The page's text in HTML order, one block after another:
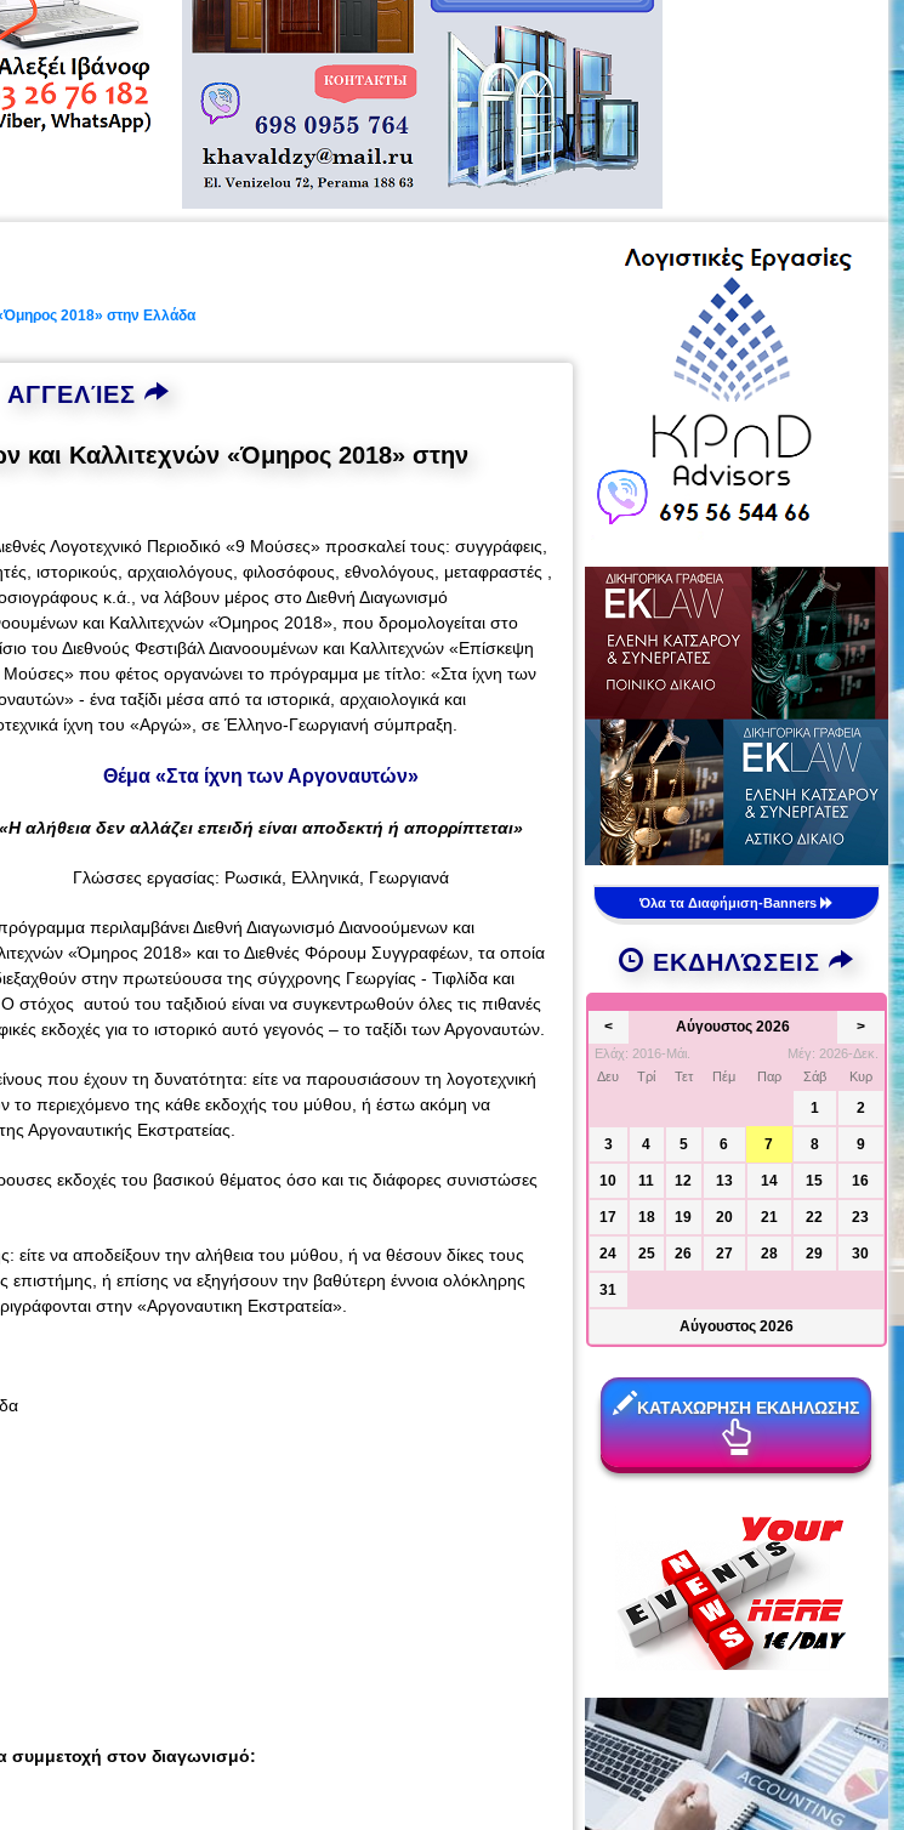
2018» στην Ελλάδα
ΑΓΓΕΛΊΕΣ
και Καλλιτεχνών «Όμηρος 2018» στην
Λογοτεχνικό Περιοδικό «9 Μούσες» προσκαλεί τους: συγγράφεις,
ιστορικούς, αρχαιολόγους, φιλοσόφους, εθνολόγους, μεταφραστές ,
κ.ά., να λάβουν μέρος στο Διεθνή Διαγωνισμό
και Καλλιτεχνών «Όμηρος 2018», που δρομολογείται στο
του Διεθνούς Φεστιβάλ Διανοουμένων και Καλλιτεχνών «Επίσκεψη
Μούσες» που φέτος οργανώνει το πρόγραμμα με τίτλο: «Στα ίχνη των
- ένα ταξίδι μέσα από τα ιστορικά, αρχαιολογικά και
ίχνη του «Αργώ», σε Έλληνο-Γεωργιανή σύμπραξη.
Θέμα «Στα ίχνη των Αργοναυτών»
«Η αλήθεια δεν αλλάζει επειδή είναι αποδεκτή ή απορρίπτεται»
Γλώσσες εργασίας: Ρωσικά, Ελληνικά, Γεωργιανά
περιλαμβάνει Διεθνή Διαγωνισμό Διανοούμενων και
«Όμηρος 2018» και το Διεθνές Φόρουμ Συγγραφέων, τα οποία
στην πρωτεύουσα της σύγχρονης Γεωργίας - Τιφλίδα και
Ο στόχος αυτού του ταξιδιού είναι να συγκεντρωθούν όλες τις πιθανές
εκδοχές για το ιστορικό αυτό γεγονός – το ταξίδι των Αργοναυτών.
που έχουν τη δυνατότητα: είτε να παρουσιάσουν τη λογοτεχνική
το περιεχόμενο της κάθε εκδοχής του μύθου, ή έστω ακόμη να
Αργοναυτικής Εκστρατείας.
εκδοχές του βασικού θέματος όσο και τις διάφορες συνιστώσες
είτε να αποδείξουν την αλήθεια του μύθου, ή να θέσουν δίκες τους
επιστήμης, ή επίσης να εξηγήσουν την βαθύτερη έννοια ολόκληρης
στην «Αργοναυτικη Εκστρατεία».
συμμετοχή στον διαγωνισμό:
Όλα τα Διαφήμιση-Banners
ΕΚΔΗΛΏΣΕΙΣ
< Αύγουστος 2026 >
Ελάχ: 2016-Μάι.
Μέγ: 2026-Δεκ.
Δευ
Τρί Τετ Πέμ Παρ Σάβ Κυρ
1 2
3 4 5 6 7 8 9
10 11 12 13 14 15 16
17 18 19 20 21 22 23
24 25 26 27 28 29 30
31
Αύγουστος 2026
ΚΑΤΑΧΩΡΗΣΗ ΕΚΔΗΛΩΣΗΣ